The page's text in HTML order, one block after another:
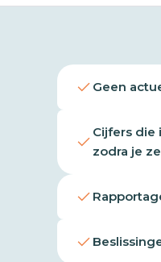
Geen
Cijfers die
zodra je